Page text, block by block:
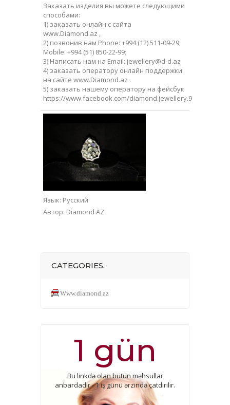
Заказать изделия вы можете следующими
способами:
1) заказать онлайн с сайта
www.Diamond.az ,
2) позвонив нам Phone: +994 (12) 511-09-29;
Mobile: +994 (51) 850-22-99;
3) Написать нам на Email: jewellery@d-d.az
4) заказать оператору онлайн поддержки
на сайте www.Diamond.az .
5) заказать нашему оператору на фейсбук
https://www.facebook.com/diamond.jewellery.9
Язык: Русский
Автор: Diamond AZ
CATEGORIES.
Www.diamond.az
1 gün
Bu linkdə olan bütün məhsullar
anbardadır - 1 iş günü ərzində çatdırılır.